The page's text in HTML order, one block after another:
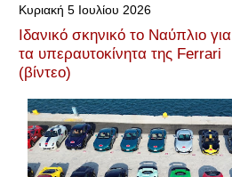
Κυριακή 5 Ιουλίου 2026
Ιδανικό σκηνικό το Ναύπλιο για
τα υπεραυτοκίνητα της Ferrari
(βίντεο)